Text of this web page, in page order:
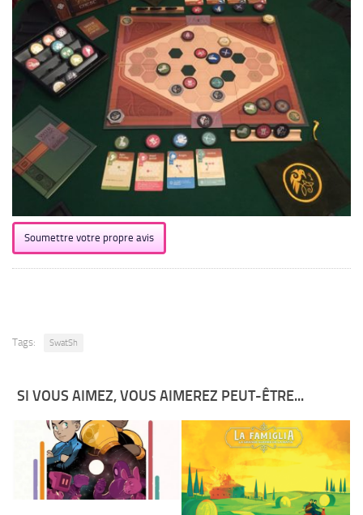
Soumettre votre propre avis
Tags: SwatSh
SI VOUS AIMEZ, VOUS AIMEREZ PEUT-ÊTRE...